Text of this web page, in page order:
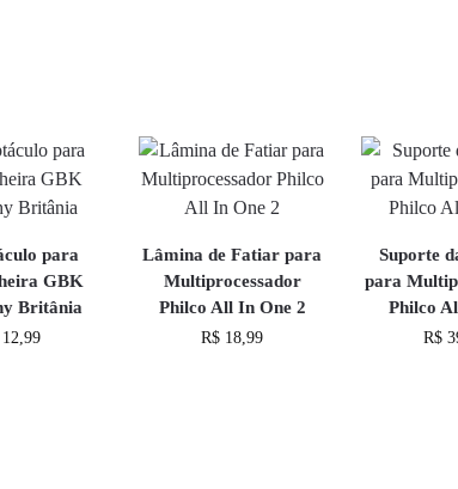
para
GBK
Britânia
12,99
Lâmina de Fatiar para
Multiprocessador
Philco All In One 2
R$ 18,99
Suporte
para
Philco
R$